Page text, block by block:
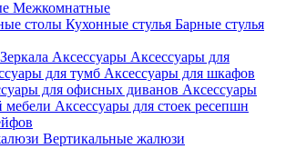
Межкомнатные
столы Кухонные стулья Барные стулья
Зеркала Аксессуары Аксессуары для
для тумб Аксессуары для шкафов
для офисных диванов Аксессуары
мебели Аксессуары для стоек ресепшн
Вертикальные жалюзи